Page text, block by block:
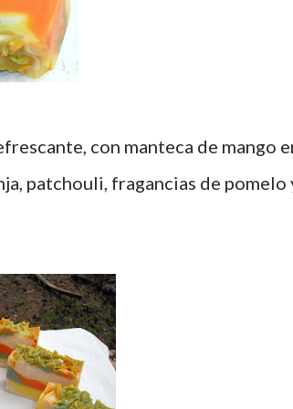
con manteca de mango
patchouli, fragancias de pomelo